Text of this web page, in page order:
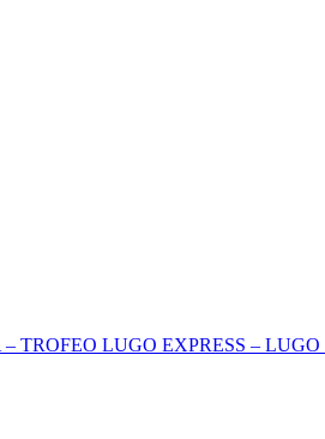
LUGO EXPRESS – LUGO